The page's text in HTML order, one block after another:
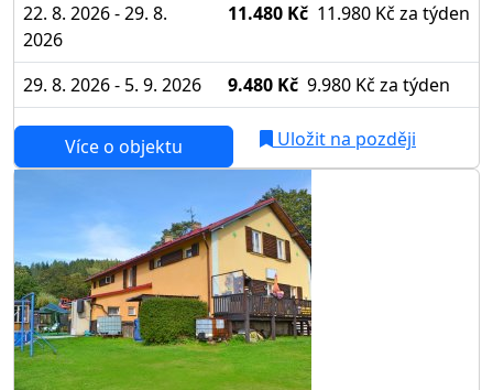
22. 8. 2026 - 29. 8.
2026
11.480 Kč 11.980 Kč za týden
29. 8. 2026 - 5. 9. 2026 9.480 Kč 9.980 Kč za týden
Více o objektu Uložit na později